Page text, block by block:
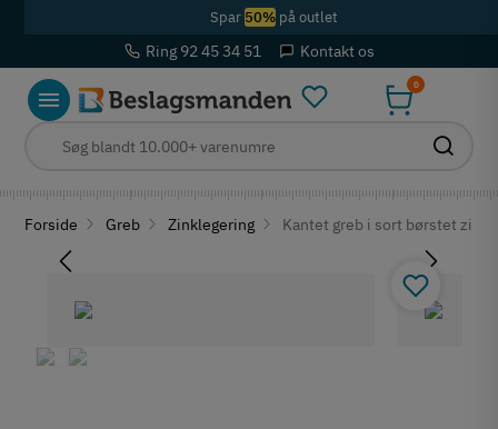
Spar 50%på outlet
Ring 92 45 34 51 Kontakt os
0
Forside Greb Zinklegering Kantet greb i sort børstet